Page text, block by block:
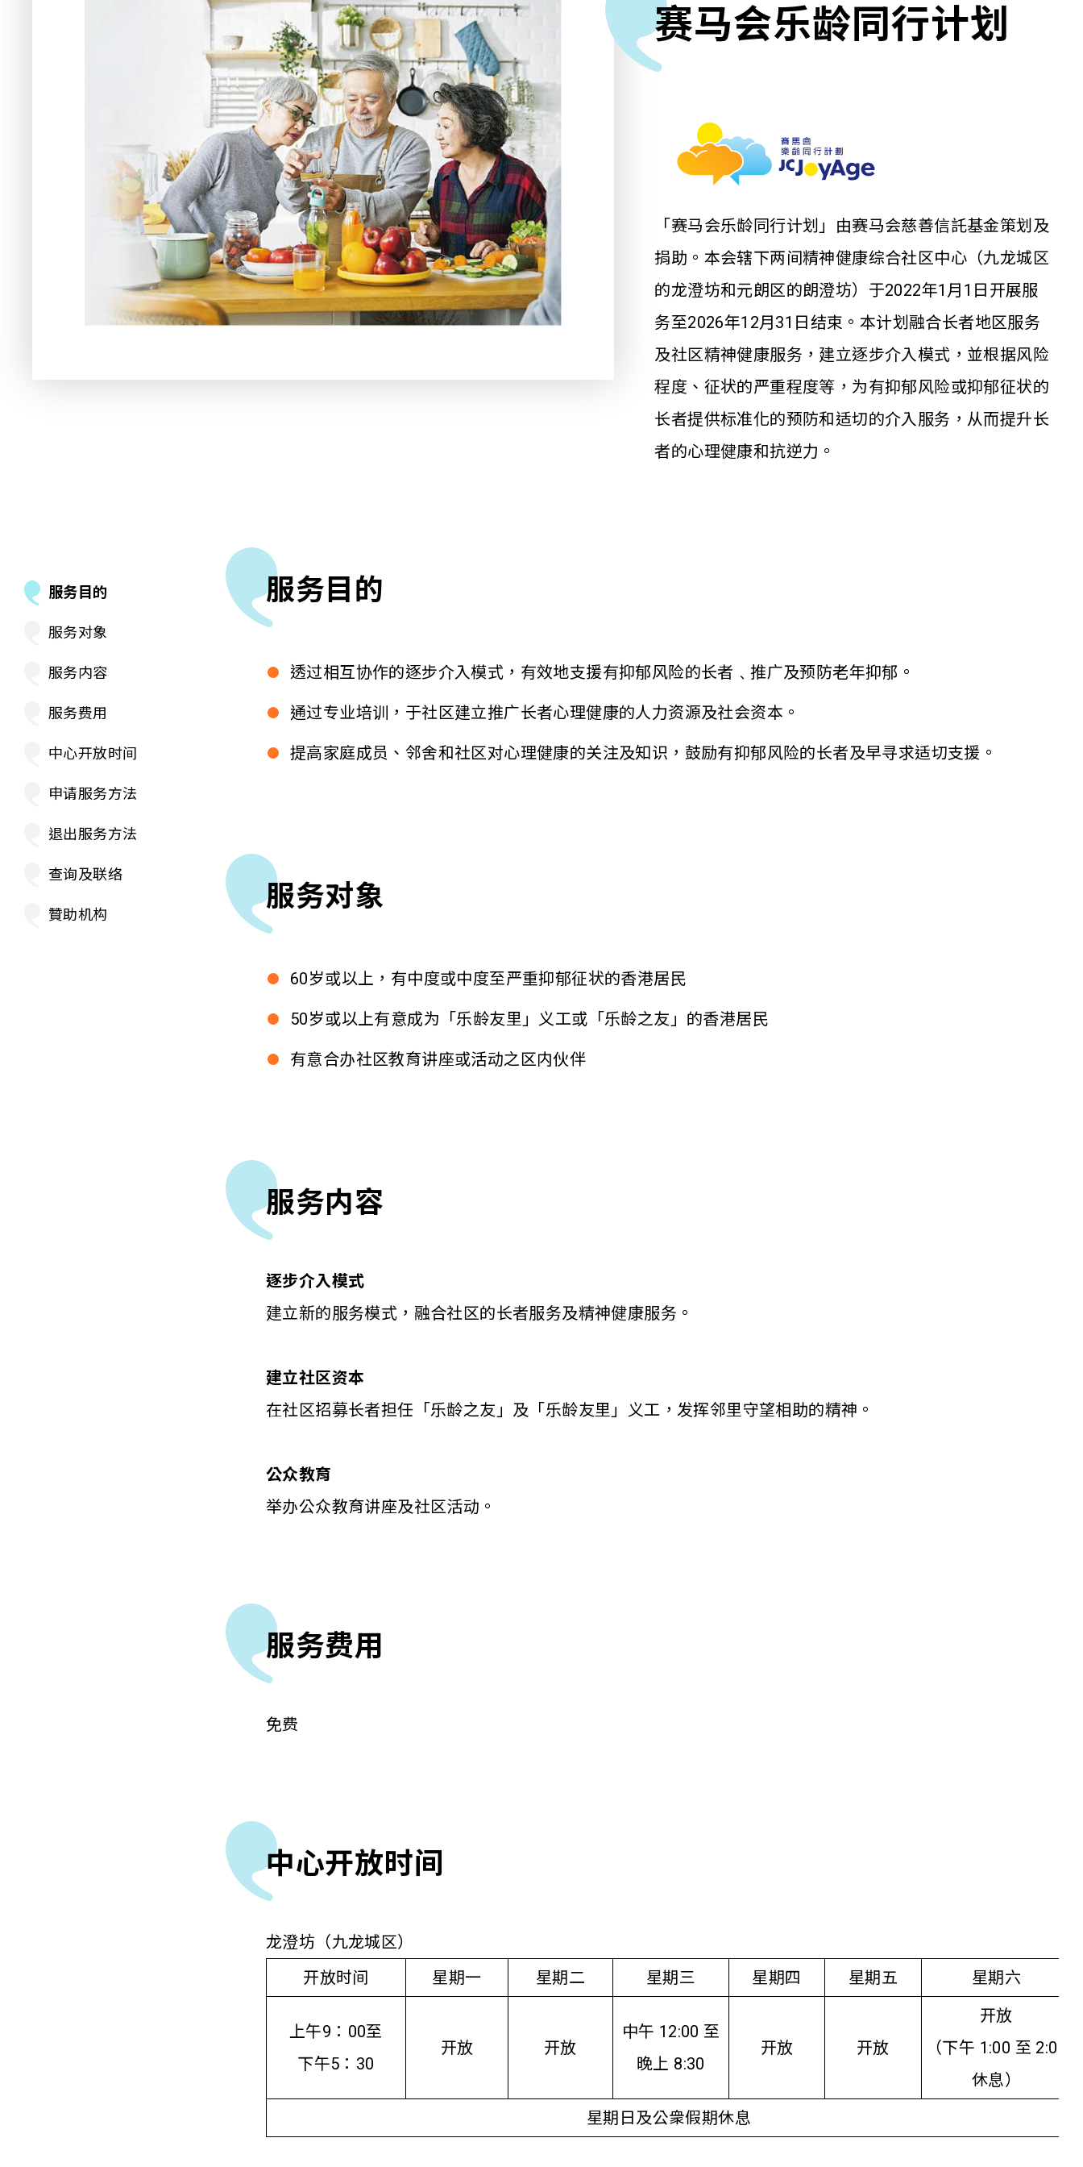
赛马会乐龄同行计划
「赛马会乐龄同行计划」由赛马会慈善信託基金策划及
捐助。本会辖下两间精神健康综合社区中心（九龙城区
的龙澄坊和元朗区的朗澄坊）于2022年1月1日开展服
务至2026年12月31日结束。本计划融合长者地区服务
及社区精神健康服务，建立逐步介入模式，並根据风险
程度、征状的严重程度等，为有抑郁风险或抑郁征状的
长者提供标准化的预防和适切的介入服务，从而提升长
者的心理健康和抗逆力。
服务目的
服务对象
服务内容
服务费用
中心开放时间
申请服务方法
退出服务方法
查询及联络
贊助机构
服务目的
透过相互协作的逐步介入模式，有效地支援有抑郁风险的长者﹑推广及预防老年抑郁。
通过专业培训，于社区建立推广长者心理健康的人力资源及社会资本。
提高家庭成员、邻舍和社区对心理健康的关注及知识，鼓励有抑郁风险的长者及早寻求适切支援。
服务对象
60岁或以上，有中度或中度至严重抑郁征状的香港居民
50岁或以上有意成为「乐龄友里」义工或「乐龄之友」的香港居民
有意合办社区教育讲座或活动之区内伙伴
服务内容
逐步介入模式
建立新的服务模式，融合社区的长者服务及精神健康服务。
建立社区资本
在社区招募长者担任「乐龄之友」及「乐龄友里」义工，发挥邻里守望相助的精神。
公众教育
举办公众教育讲座及社区活动。
服务费用
免费
中心开放时间
龙澄坊（九龙城区）
开放时间
星期一 星期二 星期三 星期四 星期五 星期六
上午9：00至
下午5：30
开放 开放
中午 12:00 至
晚上 8:30
开放 开放
开放
（下午 1:00 至 2:00
休息）
星期日及公衆假期休息